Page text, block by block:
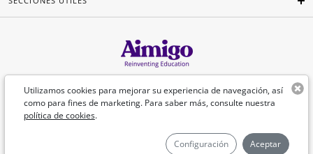
Utilizamos cookies para mejorar su experiencia de navegación, así
como para fines de marketing. Para saber más, consulte nuestra
política de cookies.
Configuración Aceptar
Español